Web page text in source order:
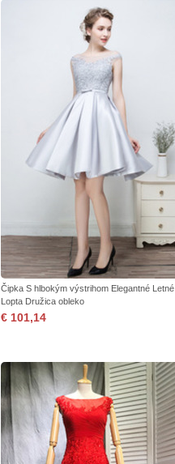
Čipka S hlbokým výstrihom Elegantné Letné
Lopta Družica obleko
€ 101,14